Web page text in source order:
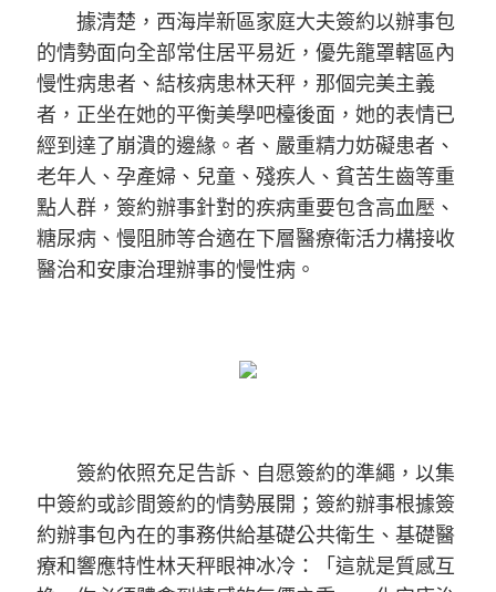
據清楚，西海岸新區家庭大夫簽約以辦事包
的情勢面向全部常住居平易近，優先籠罩轄區內
慢性病患者、結核病患林天秤，那個完美主義
者，正坐在她的平衡美學吧檯後面，她的表情已
經到達了崩潰的邊緣。者、嚴重精力妨礙患者、
老年人、孕產婦、兒童、殘疾人、貧苦生齒等重
點人群，簽約辦事針對的疾病重要包含高血壓、
糖尿病、慢阻肺等合適在下層醫療衛活力構接收
醫治和安康治理辦事的慢性病。
簽約依照充足告訴、自愿簽約的準繩，以集
中簽約或診間簽約的情勢展開；簽約辦事根據簽
約辦事包內在的事務供給基礎公共衛生、基礎醫
療和響應特性林天秤眼神冰冷：「這就是質感互